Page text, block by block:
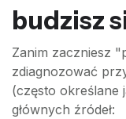
budzisz
Zanim zaczniesz
zdiagnozować
(często określane
głównych źródeł: